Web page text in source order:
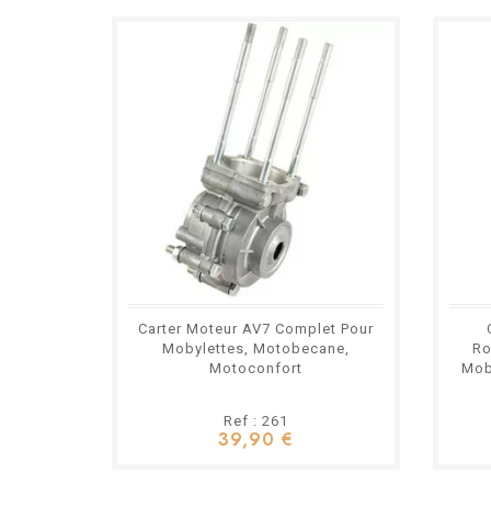
Carter Moteur AV7 Complet Pour
Mobylettes, Motobecane,
Motoconfort
Ref : 261
39,90 €